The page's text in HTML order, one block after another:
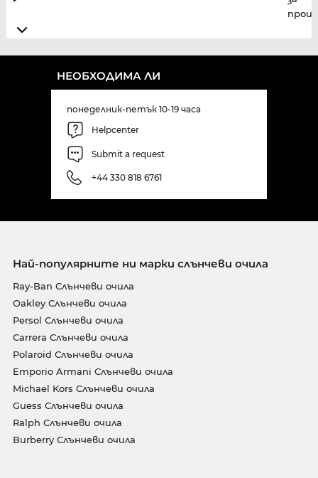
НЕОБХОДИМА ЛИ
понеделник-петък 10-19 часа
Helpcenter
Submit a request
+44 330 818 6761
Най-популярните ни марки слънчеви очила
Ray-Ban Слънчеви очила
Oakley Слънчеви очила
Persol Слънчеви очила
Carrera Слънчеви очила
Polaroid Слънчеви очила
Emporio Armani Слънчеви очила
Michael Kors Слънчеви очила
Guess Слънчеви очила
Ralph Слънчеви очила
Burberry Слънчеви очила